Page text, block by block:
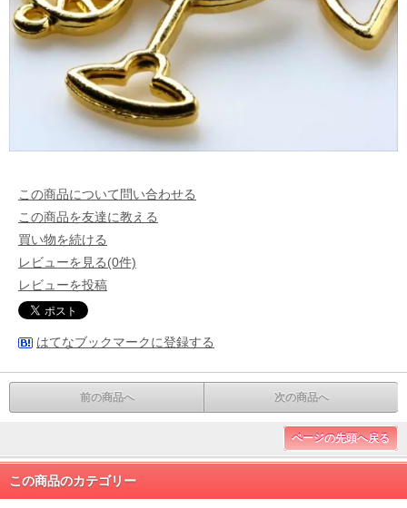
この商品について問い合わせる
この商品を友達に教える
買い物を続ける
レビューを見る(0件)
レビューを投稿
はてなブックマークに登録する
前の商品へ 次の商品へ
ページの先頭へ戻る
この商品のカテゴリー